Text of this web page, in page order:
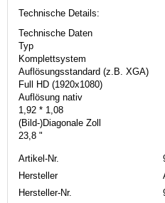
Technische Details:
Technische Daten
Typ
Komplettsystem
Auflösungsstandard (z.B. XGA)
Full HD (1920x1080)
Auflösung nativ
1,92 * 1,08
(Bild-)Diagonale Zoll
23,8 "
Artikel-Nr.
Hersteller
Hersteller-Nr.